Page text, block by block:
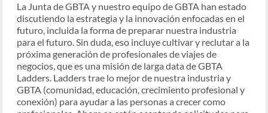
La Junta de GBTA y nuestro equipo de GBTA han estado
discutiendo la estrategia y la innovación enfocadas en el
futuro, incluida la forma de preparar nuestra industria
para el futuro. Sin duda, eso incluye cultivar y reclutar a la
próxima generación de profesionales de viajes de
negocios, que es una misión de larga data de GBTA
Ladders. Ladders trae lo mejor de nuestra industria y
GBTA (comunidad, educación, crecimiento profesional y
conexión) para ayudar a las personas a crecer como